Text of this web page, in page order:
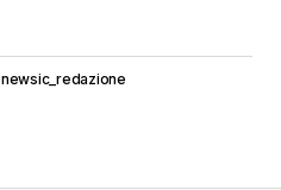
newsic_redazione